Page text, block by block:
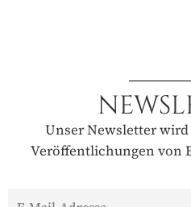
Unser Newsletter
Veröffentlichungen von